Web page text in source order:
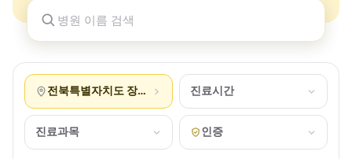
전북특별자치도 장수군 장계면진료시간
진료과목 인증